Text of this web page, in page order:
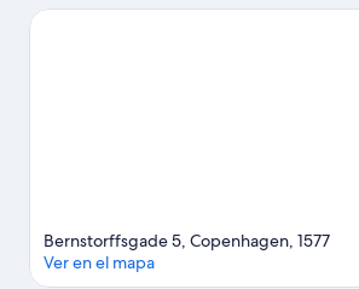
Zoológico de Copenhague. Asiste a un
Bernstorffsgade 5, Copenhagen, 1577
Ver en el mapa